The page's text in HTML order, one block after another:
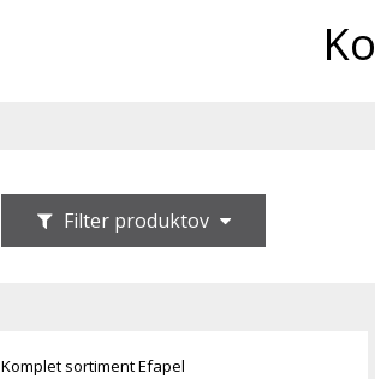
Filter produktov
Komplet sortiment Efapel